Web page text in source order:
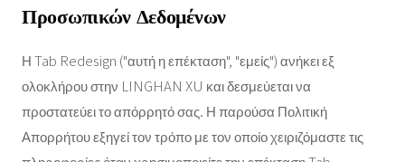
Προσωπικών Δεδομένων
Η Tab Redesign ("αυτή η επέκταση", "εμείς") ανήκει εξ
ολοκλήρου στην LINGHAN XU και δεσμεύεται να
προστατεύει το απόρρητό σας. Η παρούσα Πολιτική
Απορρήτου εξηγεί τον τρόπο με τον οποίο χειριζόμαστε τις